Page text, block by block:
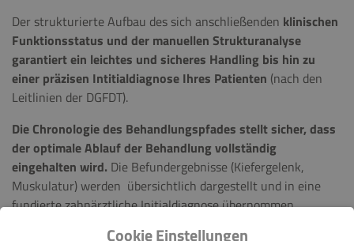
Der strukturierte Aufbau des sich anschließenden klinischen
Funktionsstatus und der manuellen Strukturanalyse
garantiert ein leichtes und sicheres Handling bis hin zu
einer präzisen Intitialdiagnose Ihres Patienten (nach den
Leitlinien der DGFDT).
Die Chronologie des Behandlungspfades stellt sicher, dass
der optimale Ablauf der Behandlung vollständig
eingehalten wird. Die Befundergebnisse (Kiefergelenk,
Muskulatur) werden übersichtlich dargestellt und in eine
fundierte zahnärztliche Initialdiagnose übernommen.
Mit FunktioCheck Pro® bieten Sie Ihren Patienten modernste
Cookie Einstellungen